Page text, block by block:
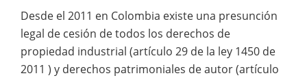
Desde el 2011 en Colombia existe una presunción
legal de cesión de todos los derechos de
propiedad industrial (artículo 29 de la ley 1450 de
2011 ) y derechos patrimoniales de autor (artículo